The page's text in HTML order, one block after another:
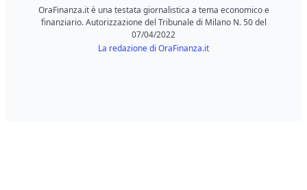
OraFinanza.it è una testata giornalistica a tema economico e
finanziario. Autorizzazione del Tribunale di Milano N. 50 del
07/04/2022
La redazione di OraFinanza.it